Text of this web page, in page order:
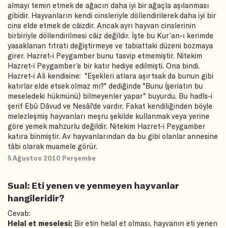
almayı temin etmek de ağacın daha iyi bir ağaçla aşılanması
gibidir. Hayvanların kendi cinsleriyle döllendirilerek daha iyi bir
cins elde etmek de câizdir. Ancak ayrı hayvan cinslerinin
birbiriyle döllendirilmesi câiz değildir. İşte bu Kur’an-ı kerimde
yasaklanan fıtratı değiştirmeye ve tabiattaki düzeni bozmaya
girer. Hazret-i Peygamber bunu tasvip etmemiştir. Nitekim
Hazret-i Peygamber’e bir katır hediye edilmişti. Ona bindi.
Hazret-i Ali kendisine: "Eşekleri atlara aşırtsak da bunun gibi
katırlar elde etsek olmaz mı?" dediğinde "Bunu (şeriatın bu
meseledeki hükmünü) bilmeyenler yapar" buyurdu. Bu hadîs-i
şerif Ebû Dâvud ve Nesâî'de vardır. Fakat kendiliğinden böyle
melezleşmiş hayvanları meşru şekilde kullanmak veya yerine
göre yemek mahzurlu değildir. Nitekim Hazret-i Peygamber
katıra binmiştir. Av hayvanlarından da bu gibi olanlar annesine
tâbi olarak muamele görür.
5 Ağustos 2010 Perşembe
Sual: Eti yenen ve yenmeyen hayvanlar
hangileridir?
Cevab:
Helal et meselesi: Bir etin helal et olması, hayvanın eti yenen